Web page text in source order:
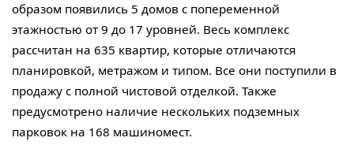
образом появились 5 домов с попеременной
этажностью от 9 до 17 уровней. Весь комплекс
рассчитан на 635 квартир, которые отличаются
планировкой, метражом и типом. Все они поступили в
продажу с полной чистовой отделкой. Также
предусмотрено наличие нескольких подземных
парковок на 168 машиномест.